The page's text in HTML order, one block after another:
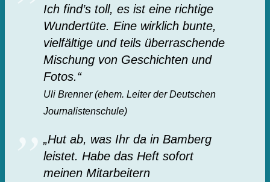
Ich find’s toll, es ist eine richtige
Wundertüte. Eine wirklich bunte,
vielfältige und teils überraschende
Mischung von Geschichten und
Fotos.“
Uli Brenner (ehem. Leiter der Deutschen
Journalistenschule)
„Hut ab, was Ihr da in Bamberg
leistet. Habe das Heft sofort
meinen Mitarbeitern